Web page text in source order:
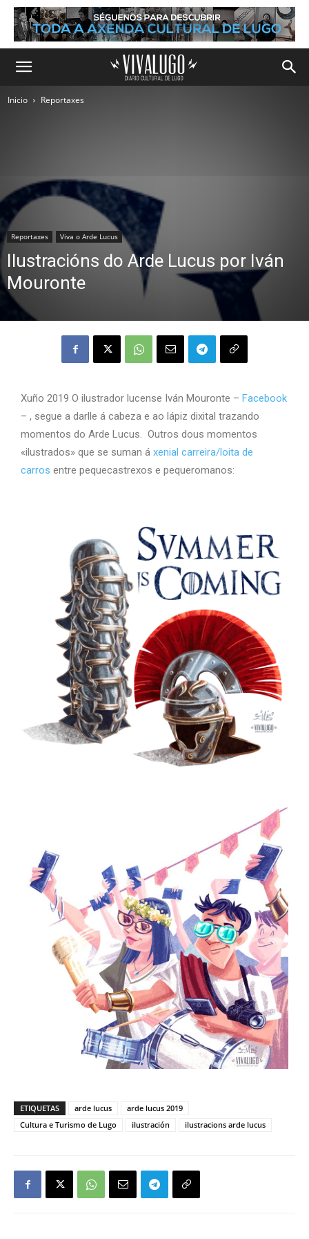
Inicio Reportaxes
Reportaxes Viva o Arde Lucus
Ilustracións do Arde Lucus por Iván
Mouronte
Xuño 2019 O ilustrador lucense Iván Mouronte – Facebook
– , segue a darlle á cabeza e ao lápiz dixital trazando
momentos do Arde Lucus. Outros dous momentos
«ilustrados» que se suman á xenial carreira/loita de
carros entre pequecastrexos e pequeromanos:
ETIQUETAS arde lucus
arde lucus 2019
Cultura e Turismo de Lugo
ilustración ilustracions arde lucus